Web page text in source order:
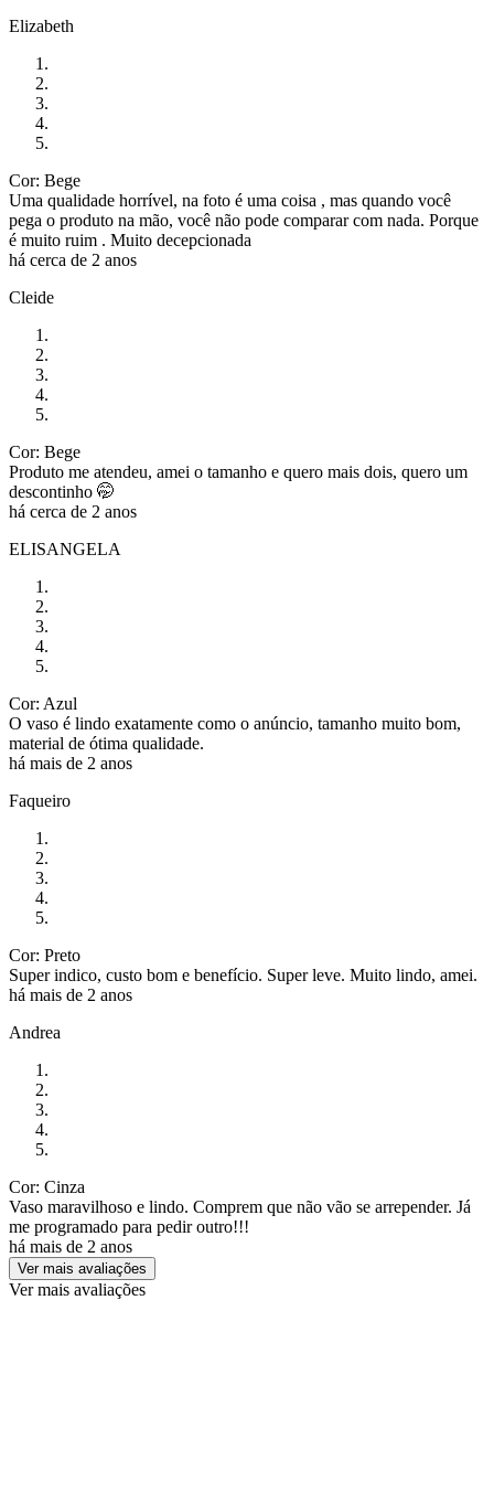
Elizabeth
Cor: Bege
Uma qualidade horrível, na foto é uma coisa , mas quando você
pega o produto na mão, você não pode comparar com nada. Porque
é muito ruim . Muito decepcionada
há cerca de 2 anos
Cleide
Cor: Bege
Produto me atendeu, amei o tamanho e quero mais dois, quero um
descontinho 🤭
há cerca de 2 anos
ELISANGELA
Cor: Azul
O vaso é lindo exatamente como o anúncio, tamanho muito bom,
material de ótima qualidade.
há mais de 2 anos
Faqueiro
Cor: Preto
Super indico, custo bom e benefício. Super leve. Muito lindo, amei.
há mais de 2 anos
Andrea
Cor: Cinza
Vaso maravilhoso e lindo. Comprem que não vão se arrepender. Já
me programado para pedir outro!!!
há mais de 2 anos
Ver mais avaliações
Ver mais avaliações